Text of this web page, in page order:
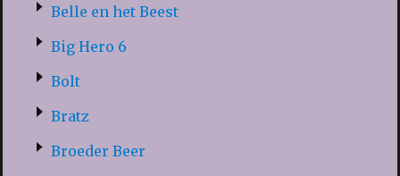
Belle en het Beest
Big Hero 6
Bolt
Bratz
Broeder Beer